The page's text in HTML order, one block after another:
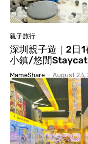
親子旅行
深圳親子遊｜2日
小鎮/悠閒
MameShare - August 23,